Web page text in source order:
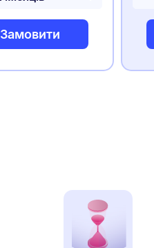
Замовити